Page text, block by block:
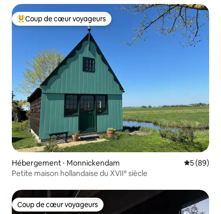
Coups de cœur voyageurs les plus appréciés
Coup de cœur voyageurs
Hébergement ⋅ Monnickendam
5 (89)
Petite maison hollandaise du XVIIᵉ siècle
Coup de cœur voyageurs
Coup de cœur voyageurs